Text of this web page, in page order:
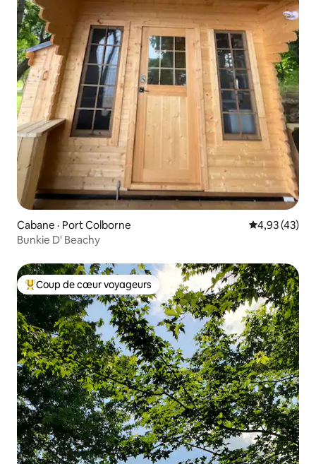
Cabane · Port Colborne Note
4,93 (43)
Bunkie D' Beachy
Coup de cœur voyageurs parmi les plus aimés
Coup de cœur voyageurs